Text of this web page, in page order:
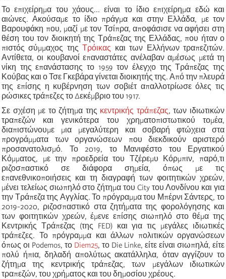
Το επιχείρημα του χάους... είναι το ίδιο επιχείρημα εδώ και
αιώνες. Ακούσαμε το ίδιο πράγμα και στην Ελλάδα, με τον
Βαρουφάκη που, μαζί με τον Τσίπρα, αποφάσισε να αφήσει στη
θέση του τον διοικητή της Τράπεζας της Ελλάδας, που ήταν ο
πιστός σύμμαχος τηςΤρόικας και των Ελλήνων τραπεζιτών.
Αντίθετα, οι κουβανοί επαναστάτες ανέλαβαν αμέσως μετά τη
νίκη της επανάστασης το 1959 τον έλεγχο της Τράπεζας της
Κούβας και ο Τσε Γκεβάρα γίνεται διοικητής της. Από την πλευρά
της επίσης η κυβέρνηση των σοβιέτ απαλλοτρίωσε όλες τις
ρώσικες τράπεζες το Δεκέμβριο του 1917.
Σε σχέση με το ζήτημα της κεντρικής τράπεζας, των ιδιωτικών
τραπεζών και γενικότερα του χρηματοπιστωτικού τομέα,
διαπιστώνουμε μια μεγαλύτερη και σοβαρή φτώχεια στα
προγράμματα των οργανώσεων που διεκδικούν αριστερό
προσανατολισμό. Το 2019, το Μανιφέστο του Εργατικού
Κόμματος, με την προεδρεία του Τζέρεμυ Κόρμπιν, παρό,τι
ριζοσπαστικό σε διάφορα σημεία, όπως με τις
επανεθνικοποιήσεις και τη διαγραφή των φοιτητικών χρεών,
μένει τελείως σιωπηλό στο ζήτημα του City του Λονδίνου και για
την Τράπεζα της Αγγλίας. Το πρόγραμμα του Μπέρνι Σάντερς, το
2019-2020, ριζοσπαστικό στα ζητήματα της φορολόγησης και
των φοιτητικών χρεών, έμενε επίσης σιωπηλό στο θέμα της
Κεντρικής Τράπεζας (της FED) και για τις μεγάλες ιδιωτικές
τράπεζες. Το πρόγραμμα και άλλων πολιτικών οργανώσεων
όπως οι Podemos, το Diem25, το Die Linke, είτε είναι σιωπηλά, είτε
πολύ ήπια, δηλαδή απολύτως ακατάλληλα, όταν αγγίζουν το
ζήτημα της κεντρικής τράπεζας, των μεγάλων ιδιωτικών
τραπεζών, του χρήματος και του δημοσίου χρέους.